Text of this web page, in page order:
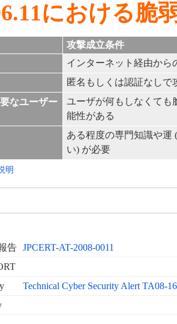
における脆
攻撃成立条件
インターネット経由から
匿名もしくは認証なしで
なユーザー
ユーザが何もしなくても
能性がある
ある程度の専門知識や運
い) が必要
明
告
JPCERT-AT-2008-0011
Technical Cyber Security Alert TA08-